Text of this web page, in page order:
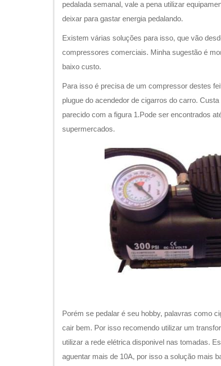
pedalada semanal, vale a pena utilizar
deixar para gastar energia pedalando.
Existem várias soluções para isso, que vão
compressores comerciais. Minha sugestão é
baixo custo.
Para isso é precisa de um compressor destes
plugue do acendedor de cigarros do carro.
parecido com a figura 1.Pode ser encontrados
supermercados.
Porém se pedalar é seu hobby, palavras como
cair bem. Por isso recomendo utilizar um
utilizar a rede elétrica disponivel nas tomadas.
aguentar mais de 10A, por isso a solução mais